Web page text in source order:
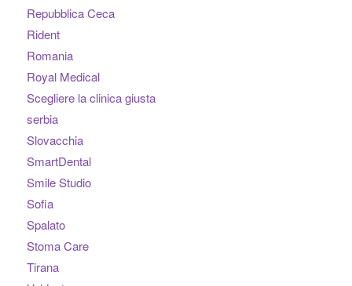
Repubblica Ceca
Rident
Romania
Royal Medical
Scegliere la clinica giusta
serbia
Slovacchia
SmartDental
Smile Studio
Sofia
Spalato
Stoma Care
Tirana